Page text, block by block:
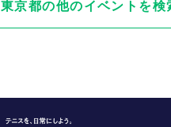
東京都の他のイベントを検